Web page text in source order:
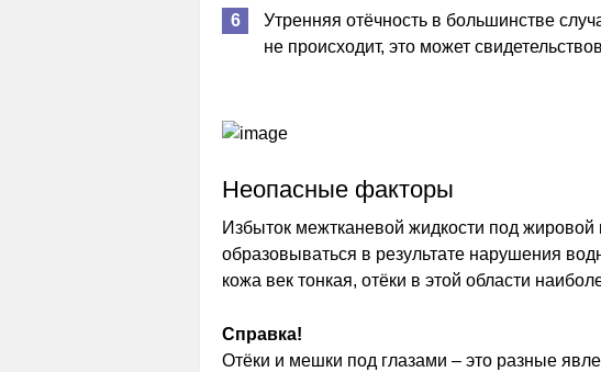
Утренняя отёчность в большинстве
не происходит, это может
Неопасные факторы
Избыток межтканевой жидкости под жировой
образовываться в результате нарушения
кожа век тонкая, отёки в этой области
Справка!
Отёки и мешки под глазами – это разные